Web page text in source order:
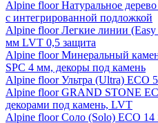
Alpine floor Натуральное
с интегрированной подложкой
Alpine floor Легкие линии
мм LVT 0,5 защита
Alpine floor Минеральный
SPC 4 мм, декоры под камень
Alpine floor Ультра (Ultra) ECO
Alpine floor GRAND STONE
декорами под камень, LVT
Alpine floor Соло (Solo) ECO 14